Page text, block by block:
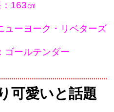
163㎝
ューヨーク・リベターズ
ゴールテンダー
可愛いと話題